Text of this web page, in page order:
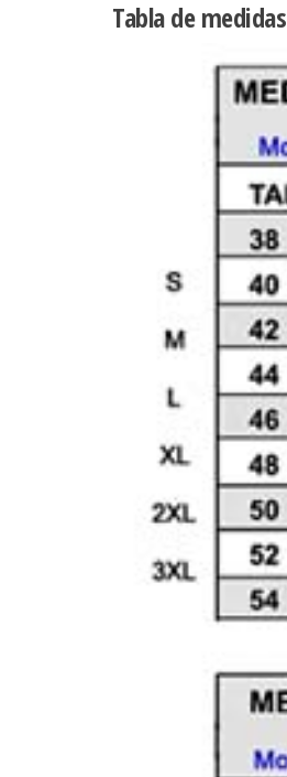
Tabla de medidas